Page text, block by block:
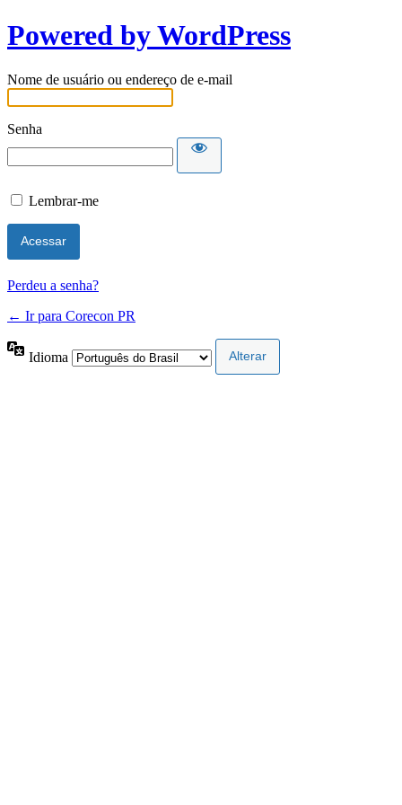
Powered by WordPress
Nome de usuário ou endereço de e-mail
Senha
Lembrar-me
Perdeu a senha?
← Ir para Corecon PR
Idioma